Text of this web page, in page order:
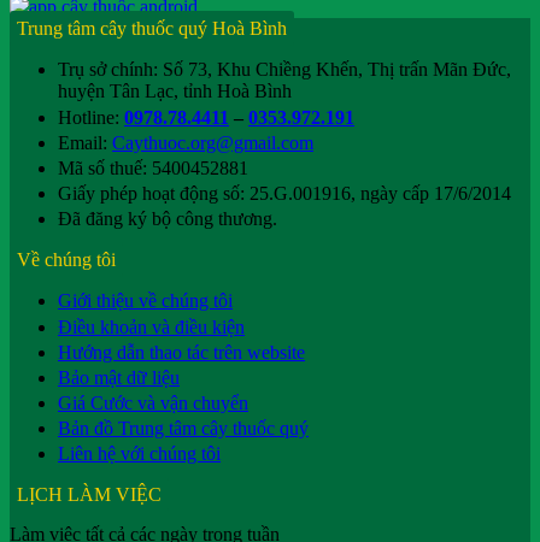
Trung tâm cây thuốc quý Hoà Bình
Trụ sở chính: Số 73, Khu Chiềng Khến, Thị trấn Mãn Đức,
huyện Tân Lạc, tỉnh Hoà Bình
Hotline: 0978.78.4411 – 0353.972.191
Email: Caythuoc.org@gmail.com
Mã số thuế: 5400452881
Giấy phép hoạt động số: 25.G.001916, ngày cấp 17/6/2014
Đã đăng ký bộ công thương.
Về chúng tôi
Giới thiệu về chúng tôi
Điều khoản và điều kiện
Hướng dẫn thao tác trên website
Bảo mật dữ liệu
Giá Cước và vận chuyển
Bản đồ Trung tâm cây thuốc quý
Liên hệ với chúng tôi
LỊCH LÀM VIỆC
Làm việc tất cả các ngày trong tuần